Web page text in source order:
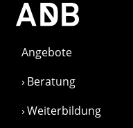
Angebote
Beratung
Weiterbildung